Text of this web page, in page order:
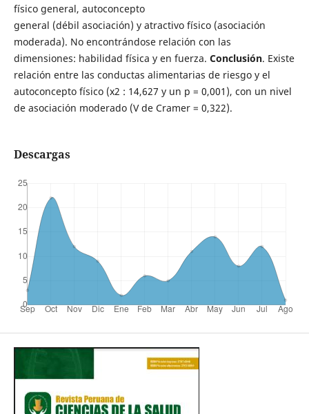
físico general, autoconcepto
general (débil asociación) y atractivo físico (asociación
moderada). No encontrándose relación con las
dimensiones: habilidad física y en fuerza. Conclusión. Existe
relación entre las conductas alimentarias de riesgo y el
autoconcepto físico (x2 : 14,627 y un p = 0,001), con un nivel
de asociación moderado (V de Cramer = 0,322).
Descargas